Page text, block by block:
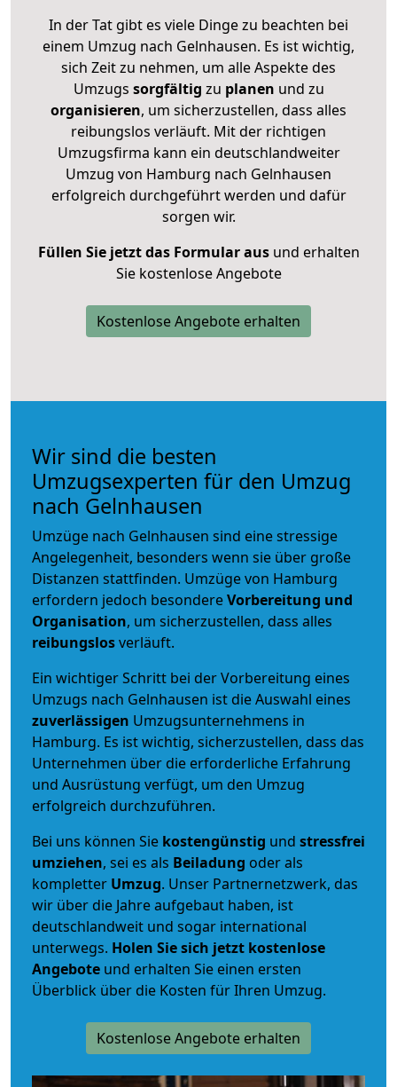
In der Tat gibt es viele Dinge zu beachten bei
einem Umzug nach Gelnhausen. Es ist wichtig,
sich Zeit zu nehmen, um alle Aspekte des
Umzugs sorgfältig zu planen und zu
organisieren, um sicherzustellen, dass alles
reibungslos verläuft. Mit der richtigen
Umzugsfirma kann ein deutschlandweiter
Umzug von Hamburg nach Gelnhausen
erfolgreich durchgeführt werden und dafür
sorgen wir.
Füllen Sie jetzt das Formular ausund erhalten
Sie kostenlose Angebote
Kostenlose Angebote erhalten
Wir sind die besten
Umzugsexperten für den Umzug
nach Gelnhausen
Umzüge nach Gelnhausen sind eine stressige
Angelegenheit, besonders wenn sie über große
Distanzen stattfinden. Umzüge von Hamburg
erfordern jedoch besondereVorbereitung und
Organisation, um sicherzustellen, dass alles
reibungslosverläuft.
Ein wichtiger Schritt bei der Vorbereitung eines
Umzugs nach Gelnhausen ist die Auswahl eines
zuverlässigen Umzugsunternehmens in
Hamburg. Es ist wichtig, sicherzustellen, dass das
Unternehmen über die erforderliche Erfahrung
und Ausrüstung verfügt, um den Umzug
erfolgreich durchzuführen.
Bei uns können Sie kostengünstig und stressfrei
umziehen, sei es als Beiladung oder als
kompletter Umzug. Unser Partnernetzwerk, das
wir über die Jahre aufgebaut haben, ist
deutschlandweit und sogar international
unterwegs. Holen Sie sich jetzt kostenlose
Angebote und erhalten Sie einen ersten
Überblick über die Kosten für Ihren Umzug.
Kostenlose Angebote erhalten